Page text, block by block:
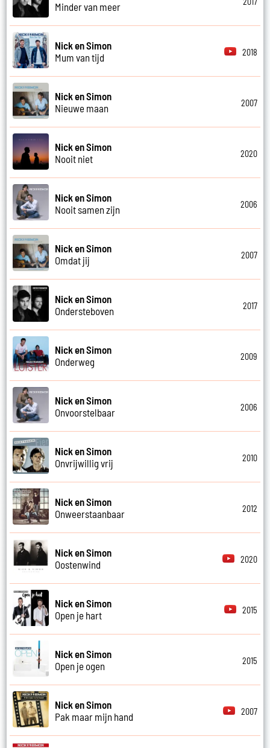
Minder van meer
Nick en Simon
Mum van tijd
2018
Nick en Simon
Nieuwe maan
2007
Nick en Simon
Nooit niet
2020
Nick en Simon
Nooit samen zijn
2006
Nick en Simon
Omdat jij
2007
Nick en Simon
Ondersteboven
2017
Nick en Simon
Onderweg
2009
Nick en Simon
Onvoorstelbaar
2006
Nick en Simon
Onvrijwillig vrij
2010
Nick en Simon
Onweerstaanbaar
2012
Nick en Simon
Oostenwind
2020
Nick en Simon
Open je hart
2015
Nick en Simon
Open je ogen
2015
Nick en Simon
Pak maar mijn hand
2007